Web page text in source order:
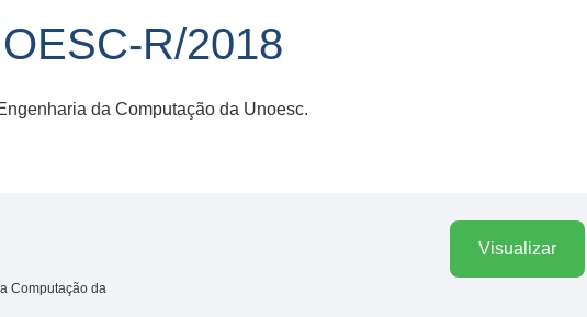
R/2018
da Computação da Unoesc.
Computação da
Visualizar